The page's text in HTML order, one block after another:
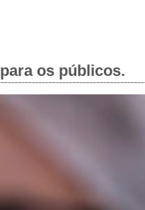
os públicos.